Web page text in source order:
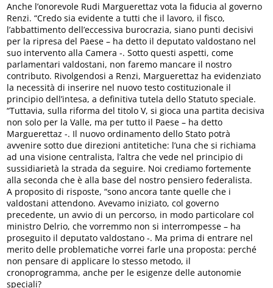
Anche l’onorevole Rudi Marguerettaz vota la fiducia al governo
Renzi. “Credo sia evidente a tutti che il lavoro, il fisco,
l’abbattimento dell’eccessiva burocrazia, siano punti decisivi
per la ripresa del Paese – ha detto il deputato valdostano nel
suo intervento alla Camera -. Sotto questi aspetti, come
parlamentari valdostani, non faremo mancare il nostro
contributo. Rivolgendosi a Renzi, Marguerettaz ha evidenziato
la necessità di inserire nel nuovo testo costituzionale il
principio dell’intesa, a definitiva tutela dello Statuto speciale.
“Tuttavia, sulla riforma del titolo V, si gioca una partita decisiva
non solo per la Valle, ma per tutto il Paese – ha detto
Marguerettaz -. Il nuovo ordinamento dello Stato potrà
avvenire sotto due direzioni antitetiche: l’una che si richiama
ad una visione centralista, l’altra che vede nel principio di
sussidiarietà la strada da seguire. Noi crediamo fortemente
alla seconda che è alla base del nostro pensiero federalista.
A proposito di risposte, “sono ancora tante quelle che i
valdostani attendono. Avevamo iniziato, col governo
precedente, un avvio di un percorso, in modo particolare col
ministro Delrio, che vorremmo non si interrompesse – ha
proseguito il deputato valdostano -. Ma prima di entrare nel
merito delle problematiche vorrei farle una proposta: perché
non pensare di applicare lo stesso metodo, il
cronoprogramma, anche per le esigenze delle autonomie
speciali?